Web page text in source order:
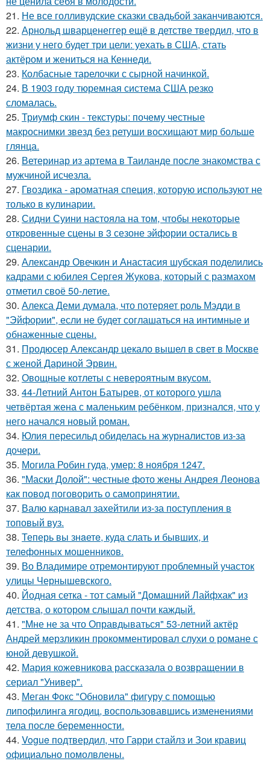
21. Не все голливудские сказки свадьбой заканчиваются.
22. Арнольд шварценеггер ещё в детстве твердил, что в
жизни у него будет три цели: уехать в США, стать
актёром и жениться на Кеннеди.
23. Колбасные тарелочки с сырной начинкой.
24. В 1903 году тюремная система США резко
сломалась.
25. Триумф скин - текстуры: почему честные
макроснимки звезд без ретуши восхищают мир больше
глянца.
26. Ветеринар из артема в Таиланде после знакомства с
мужчиной исчезла.
27. Гвоздика - ароматная специя, которую используют не
только в кулинарии.
28. Сидни Суини настояла на том, чтобы некоторые
откровенные сцены в 3 сезоне эйфории остались в
сценарии.
29. Александр Овечкин и Анастасия шубская поделились
кадрами с юбилея Сергея Жукова, который с размахом
отметил своё 50-летие.
30. Алекса Деми думала, что потеряет роль Мэдди в
"Эйфории", если не будет соглашаться на интимные и
обнаженные сцены.
31. Продюсер Александр цекало вышел в свет в Москве
с женой Дариной Эрвин.
32. Овощные котлеты с невероятным вкусом.
33. 44-Летний Антон Батырев, от которого ушла
четвёртая жена с маленьким ребёнком, признался, что у
него начался новый роман.
34. Юлия пересильд обиделась на журналистов из-за
дочери.
35. Могила Робин гуда, умер: 8 ноября 1247.
36. "Маски Долой": честные фото жены Андрея Леонова
как повод поговорить о самопринятии.
37. Валю карнавал захейтили из-за поступления в
топовый вуз.
38. Теперь вы знaетe, куда слать и бывших, и
телeфонныx мошенников.
39. Во Владимире отремонтируют проблемный участок
улицы Чернышевского.
40. Йодная сетка - тот самый "Домашний Лайфхак" из
детства, о котором слышал почти каждый.
41. "Мне не за что Оправдываться" 53-летний актёр
Андрей мерзликин прокомментировал слухи о романе с
юной девушкой.
42. Мария кожевникова рассказала о возвращении в
сериал "Универ".
43. Меган Фокс "Обновила" фигуру с помощью
липофилинга ягодиц, воспользовавшись изменениями
тела после беременности.
44. Vogue подтвердил, что Гарри стайлз и Зои кравиц
официально помолвлены.